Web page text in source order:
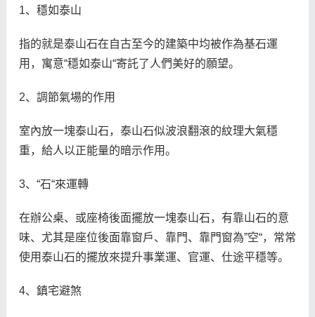
1、穩如泰山
指的就是泰山石在自古至今的建築中均被作為基石運
用，寓意“穩如泰山“寄託了人們美好的願望。
2、調節氣場的作用
室內放一塊泰山石，泰山石似波浪翻滾的紋理大氣穩
重，給人以正能量的暗示作用。
3、“石“來運轉
在辦公桌、或座椅後面擺放一塊泰山石，有靠山石的意
味、尤其是座位後面靠窗戶、靠門、靠門窗為”空“，常常
使用泰山石的擺放來提升事業運、官運、仕途平穩等。
4、鎮宅避煞